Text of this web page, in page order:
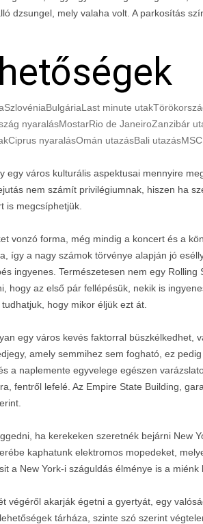
dzsungel, mely valaha volt. A parkosítás
SzlovéniaBulgáriaLast minute utak
nyaralásMostarRio de JaneiroZanzibár
Ciprus nyaralásOmán utazásBali utazásMSC
egy város kulturális aspektusai mennyire
nem számít privilégiumnak, hiszen ha
is megcsíphetjük.
vonzó forma, még mindig a koncert és a
így a nagy számok törvénye alapján jó
ingyenes. Természetesen nem egy Rolling
hogy az első pár fellépésük, nekik is
hogy mikor éljük ezt át.
egy város kevés faktorral büszkélkedhet,
amely semmihez sem fogható, ez
a naplemente egyvelege egészen
fentről lefelé. Az Empire State Building,
ha kerekeken szeretnék bejárni New
kaphatunk elektromos mopedeket,
a New York-i száguldás élménye is a miénk
végéről akarják égetni a gyertyát, egy
tárháza, szinte szó szerint